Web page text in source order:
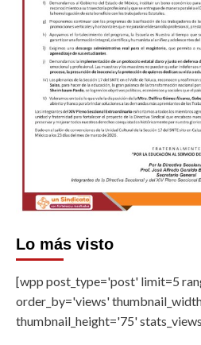
Lo más visto
[wpp post_type='post' limit=5
order_by='views'
thumbnail_height='75'